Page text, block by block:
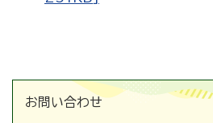
お問い合わせ